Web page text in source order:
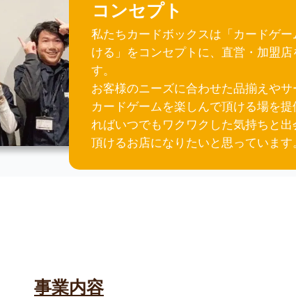
コンセプト
私たちカードボックスは「カードゲ
ける」をコンセプトに、直営・加盟
す。
お客様のニーズに合わせた品揃えや
カードゲームを楽しんで頂ける場を
ればいつでもワクワクした気持ちと
頂けるお店になりたいと思っています
事業内容